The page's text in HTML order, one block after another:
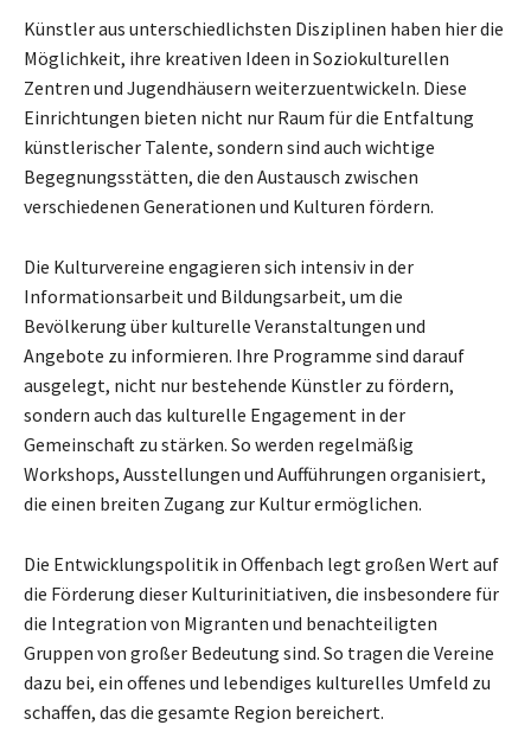
Künstler aus unterschiedlichsten Disziplinen haben hier die
Möglichkeit, ihre kreativen Ideen in Soziokulturellen
Zentren und Jugendhäusern weiterzuentwickeln. Diese
Einrichtungen bieten nicht nur Raum für die Entfaltung
künstlerischer Talente, sondern sind auch wichtige
Begegnungsstätten, die den Austausch zwischen
verschiedenen Generationen und Kulturen fördern.
Die Kulturvereine engagieren sich intensiv in der
Informationsarbeit und Bildungsarbeit, um die
Bevölkerung über kulturelle Veranstaltungen und
Angebote zu informieren. Ihre Programme sind darauf
ausgelegt, nicht nur bestehende Künstler zu fördern,
sondern auch das kulturelle Engagement in der
Gemeinschaft zu stärken. So werden regelmäßig
Workshops, Ausstellungen und Aufführungen organisiert,
die einen breiten Zugang zur Kultur ermöglichen.
Die Entwicklungspolitik in Offenbach legt großen Wert auf
die Förderung dieser Kulturinitiativen, die insbesondere für
die Integration von Migranten und benachteiligten
Gruppen von großer Bedeutung sind. So tragen die Vereine
dazu bei, ein offenes und lebendiges kulturelles Umfeld zu
schaffen, das die gesamte Region bereichert.